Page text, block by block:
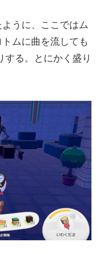
うに、ここではム
ムに曲を流しても
する。とにかく盛り